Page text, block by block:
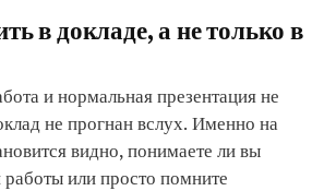
в докладе, а не только в
и нормальная презентация не
не прогнан вслух. Именно на
видно, понимаете ли вы
работы или просто помните